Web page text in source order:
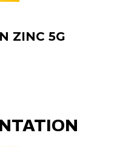
ZINC 5G